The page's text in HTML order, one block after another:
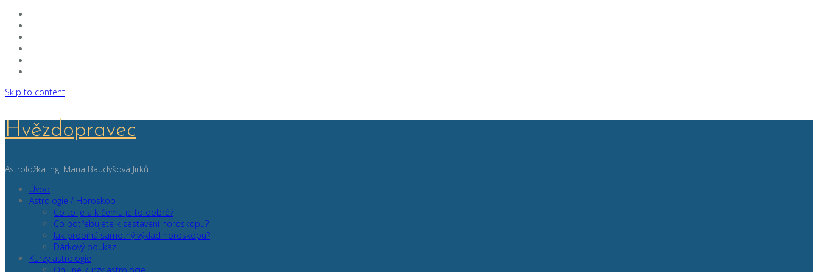
Skip to content
Hvězdopravec
Astroložka Ing. Maria Baudyšová Jirků
Úvod
Astrologie / Horoskop
Co to je a k čemu je to dobré?
Co potřebujete k sestavení horoskopu?
Jak probíhá samotný výklad horoskopu?
Dárkový poukaz
Kurzy astrologie